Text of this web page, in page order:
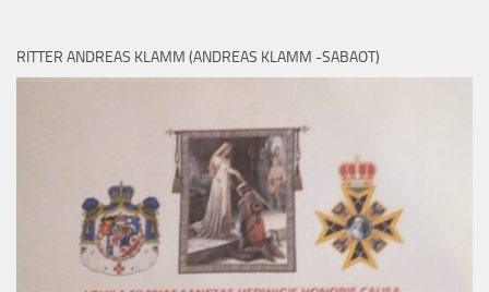
RITTER ANDREAS KLAMM (ANDREAS KLAMM -SABAOT)